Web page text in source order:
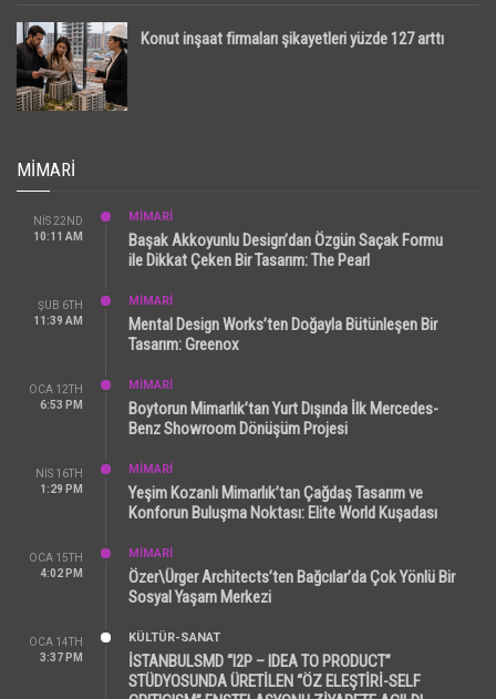
Konut inşaat firmaları şikayetleri yüzde 127 arttı
MIMARI
NIS 22ND
10:11 AM
MİMARİ
Başak Akkoyunlu Design’dan Özgün Saçak Formu
ile Dikkat Çeken Bir Tasarım: The Pearl
ŞUB 6TH
11:39 AM
MİMARİ
Mental Design Works’ten Doğayla Bütünleşen Bir
Tasarım: Greenox
OCA 12TH
6:53 PM
MİMARİ
Boytorun Mimarlık’tan Yurt Dışında İlk Mercedes-
Benz Showroom Dönüşüm Projesi
NIS 16TH
1:29 PM
MİMARİ
Yeşim Kozanlı Mimarlık’tan Çağdaş Tasarım ve
Konforun Buluşma Noktası: Elite World Kuşadası
OCA 15TH
4:02 PM
MİMARİ
Özer\Ürger Architects’ten Bağcılar’da Çok Yönlü Bir
Sosyal Yaşam Merkezi
OCA 14TH
3:37 PM
KÜLTÜR-SANAT
İSTANBULSMD “I2P – IDEA TO PRODUCT”
STÜDYOSUNDA ÜRETİLEN “ÖZ ELEŞTİRİ-SELF